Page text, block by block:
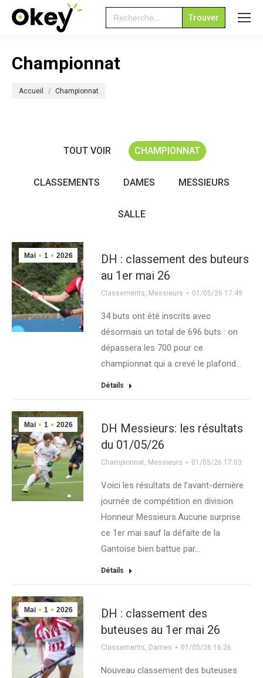
Search
for:
Championnat
Accueil Championnat
TOUT VOIR CHAMPIONNAT
CLASSEMENTS DAMES MESSIEURS
SALLE
Mai 1 2026
DH : classement des buteurs
au 1er mai 26
Classements, Messieurs 01/05/26 17:49
34 buts ont été inscrits avec
désormais un total de 696 buts : on
dépassera les 700 pour ce
championnat qui a crevé le plafond…
Détails
Mai 1 2026
DH Messieurs: les résultats
du 01/05/26
Championnat, Messieurs 01/05/26 17:03
Voici les résultats de l’avant-dernière
journée de compétition en division
Honneur Messieurs.Aucune surprise
ce 1er mai sauf la défaite de la
Gantoise bien battue par…
Détails
Mai 1 2026
DH : classement des
buteuses au 1er mai 26
Classements, Dames 01/05/26 16:26
Nouveau classement des buteuses